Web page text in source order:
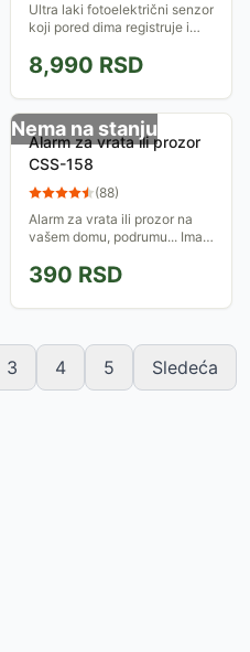
Ultra laki fotoelektrični senzor
koji pored dima registruje i
baterijom. Poseduje RBG i
zvučnu signalizaciju. Bežičan
je i ima...
8,990 RSD
Nema na stanju
Alarm za vrata ili prozor
CSS-158
(88)
Alarm za vrata ili prozor na
vašem domu, podrumu... Ima
ulaska u prodavnicu, salon...
ako se...
390 RSD
3 4 5 Sledeća